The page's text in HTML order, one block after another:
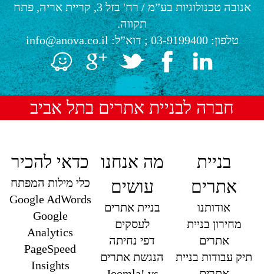
אנובה טכנולוגיות בע”מ/
רח' בזל 3, קריית אריה, פתח
תקווה.
טלפון:03-9199400; דוא”ל:info@anova.co.il
חברה לבניית אתרים בתל אביב
בניית
אתרים
אודותנו
מחירון בניית
אתרים
תיק עבודות בניית
מה אנחנו
עושים
בניית אתרים
לעסקים
דפי נחיתה
הנגשת אתרים
כדאי להכיר
כלי מילות המפתח
Google AdWords
Google
Analytics
PageSpeed
Insights